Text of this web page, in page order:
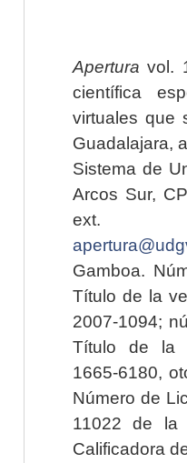
Apertura vol.
científica
virtuales que
Guadalajara,
Sistema de
Arcos Sur,
ext.
Gamboa.
Título de la
2007-1094;
Título de la
1665-6180,
Número de
11022 de la
Calificadora